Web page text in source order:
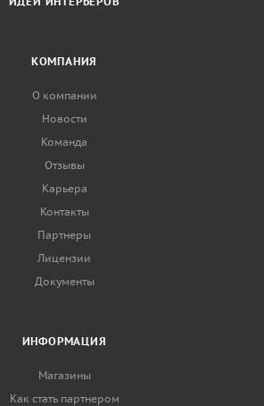
КОМПАНИЯ
О компании
Новости
Команда
Отзывы
Карьера
Контакты
Партнеры
Лицензии
Документы
ИНФОРМАЦИЯ
Магазины
Как стать партнером